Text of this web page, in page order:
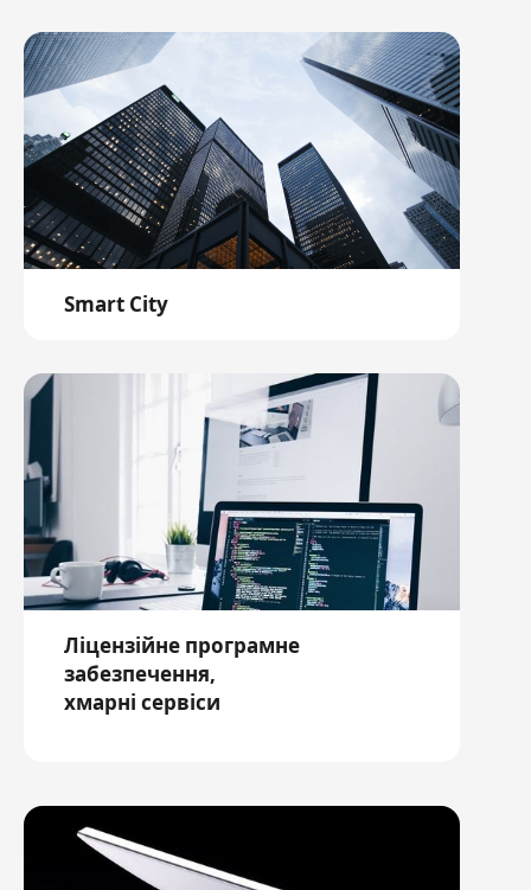
Smart City
Ліцензійне програмне
забезпечення,
хмарні сервіси